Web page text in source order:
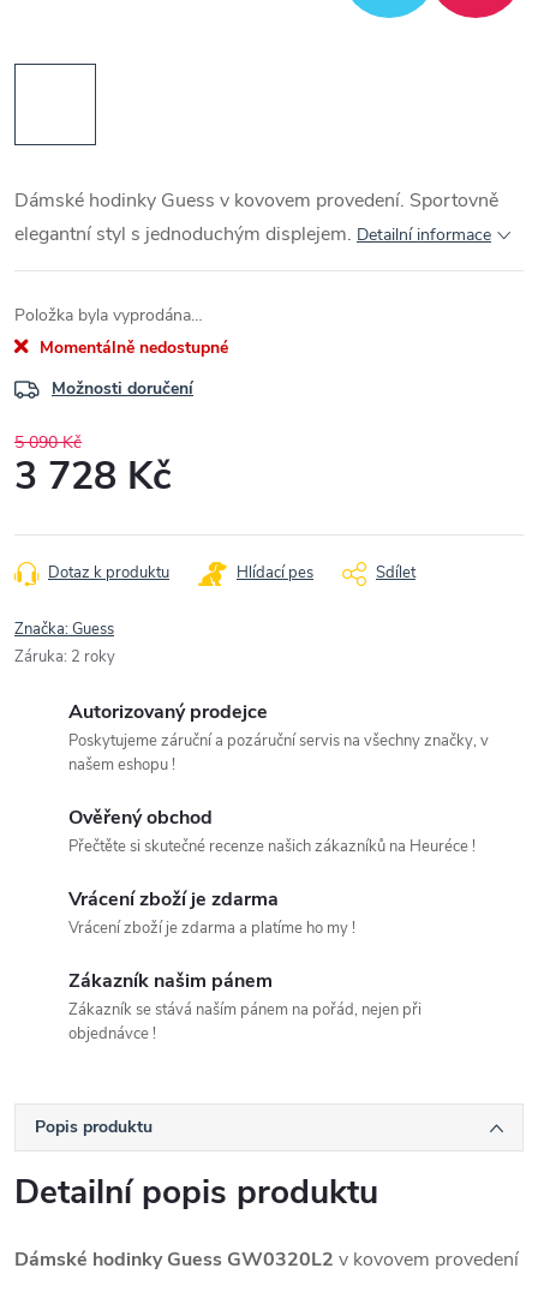
Dámské hodinky Guess v kovovem provedení. Sportovně
elegantní styl s jednoduchým displejem. Detailní informace
Položka byla vyprodána…
Momentálně nedostupné
Možnosti doručení
5 090 Kč
3 728 Kč
cena:
Dotaz k produktu Hlídací pes Sdílet
Značka:Guess
Záruka: 2 roky
Autorizovaný prodejce
Poskytujeme záruční a pozáruční servis na všechny značky, v
našem eshopu !
Ověřený obchod
Přečtěte si skutečné recenze našich zákazníků na Heuréce !
Vrácení zboží je zdarma
Vrácení zboží je zdarma a platíme ho my !
Zákazník našim pánem
Zákazník se stává naším pánem na pořád, nejen při
objednávce !
Popis produktu
Detailní popis produktu
Dámské hodinky Guess GW0320L2 v kovovem provedení